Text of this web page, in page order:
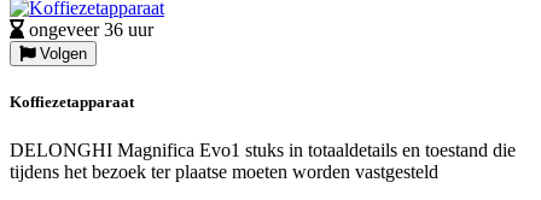
ongeveer 36 uur
Volgen
Koffiezetapparaat
DELONGHI Magnifica Evo1 stuks in totaaldetails en toestand die
tijdens het bezoek ter plaatse moeten worden vastgesteld